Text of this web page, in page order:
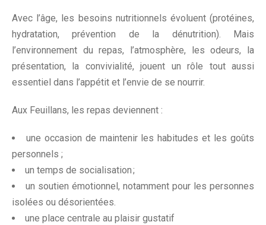
Avec l’âge, les besoins nutritionnels évoluent (protéines,
hydratation, prévention de la dénutrition). Mais
l’environnement du repas, l’atmosphère, les odeurs, la
présentation, la convivialité, jouent un rôle tout aussi
essentiel dans l’appétit et l’envie de se nourrir.
Aux Feuillans, les repas deviennent :
une occasion de maintenir les habitudes et les goûts
personnels ;
un temps de socialisation ;
un soutien émotionnel, notamment pour les personnes
isolées ou désorientées.
une place centrale au plaisir gustatif